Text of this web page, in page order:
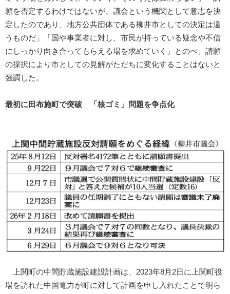
願を否定するわけではないが、議会という機関として意志を決
定したのであり、地方公共団体である柳井市としての決定は違
うものだ」「国や事業者に対し、市民が持っている疑念や不信
にしっかり向き合ってもらえる場を求めていく」とのべ、請願
の採択により市としての見解がただちに変化することはないと
強調した。
最初に田布施町で突破 「核ゴミ」問題を争点化
上関町の中間貯蔵施設建設計画は、2023年8月2日に上関町役
場を訪れた中国電力が町に対して計画を申し入れたことで明ら